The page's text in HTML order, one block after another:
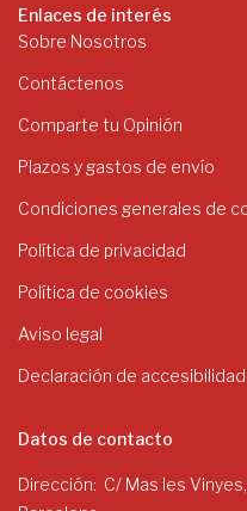
Enlaces de interés
Sobre Nosotros
Contáctenos
Comparte tu Opinión
Plazos y gastos de envío
Condiciones generales de
Política de privacidad
Política de cookies
Aviso legal
Declaración de accesibilidad
Datos de contacto
Dirección
C/ Mas les